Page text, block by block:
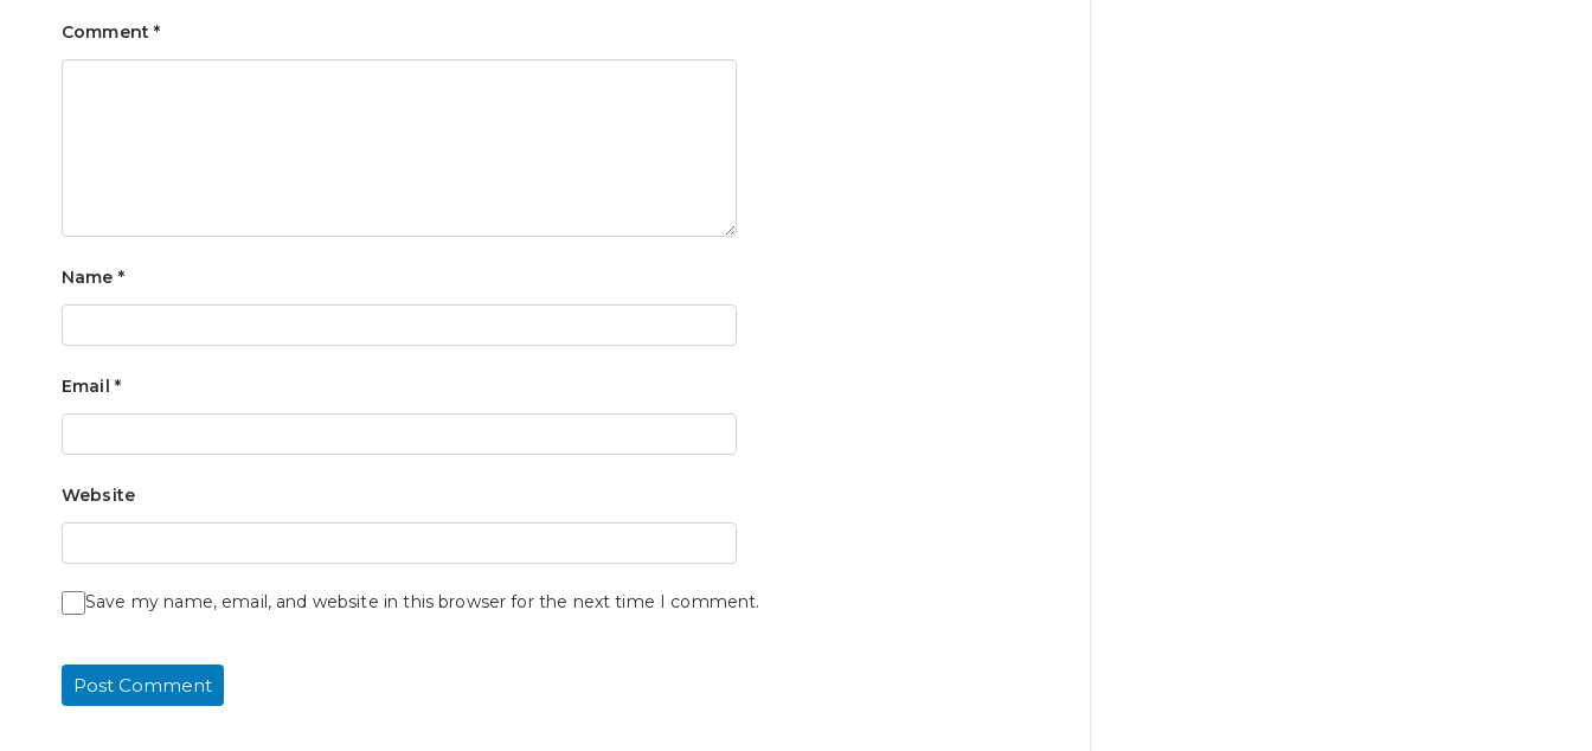
Comment*
Name *
Email *
Website
Save my name, email, and website in this browser for the next time I comment.